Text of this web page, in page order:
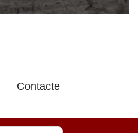
Contacte